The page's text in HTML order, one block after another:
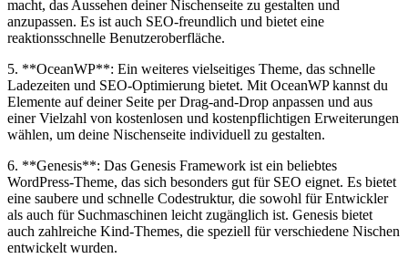
macht, das Aussehen deiner Nischenseite zu gestalten und
anzupassen. Es ist auch SEO-freundlich und bietet eine
reaktionsschnelle Benutzeroberfläche.
5. **OceanWP**: Ein weiteres vielseitiges‍ Theme, das schnelle
Ladezeiten und SEO-Optimierung bietet. Mit OceanWP‌ kannst du
Elemente auf ⁤deiner Seite per ​Drag-and-Drop⁣ anpassen und⁣ aus
einer⁤ Vielzahl​ von kostenlosen und kostenpflichtigen Erweiterungen
wählen, um deine Nischenseite individuell zu gestalten.
6. **Genesis**: Das Genesis‍ Framework ist⁢ ein ⁣beliebtes
WordPress-Theme, das sich besonders gut für SEO eignet.⁣ Es bietet
⁤eine saubere und schnelle Codestruktur, die ‍sowohl für Entwickler
als ⁣auch für Suchmaschinen leicht ‌zugänglich ist. Genesis bietet
auch zahlreiche Kind-Themes, ‌die speziell für verschiedene Nischen
⁣entwickelt wurden.